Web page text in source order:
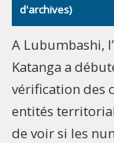
d'archives)
A Lubumbashi,
Katanga a
vérification des
entités
de voir si les